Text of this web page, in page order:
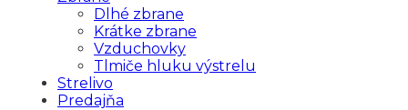
Dlhé zbrane
Krátke zbrane
Vzduchovky
Tlmiče hluku výstrelu
Strelivo
Predajňa